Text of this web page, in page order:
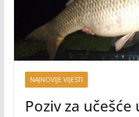
NAJNOVIJE VIJESTI
Poziv za